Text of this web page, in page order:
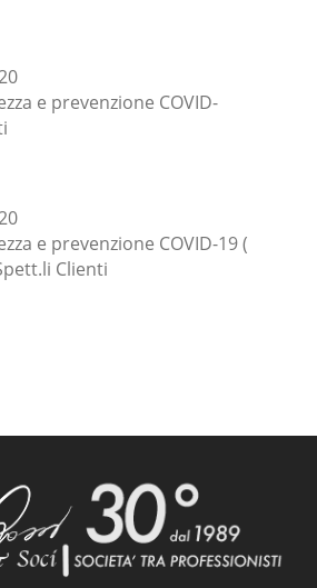
e prevenzione COVID-
e prevenzione COVID-19 (
Clienti